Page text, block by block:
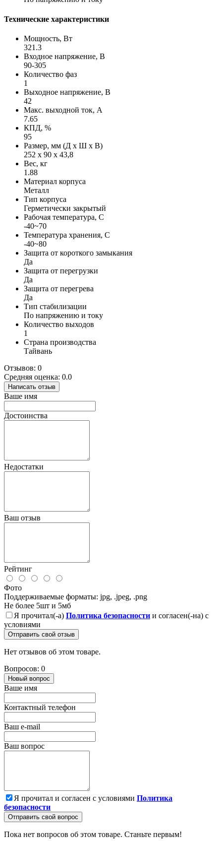
Технические характеристики
Мощность, Вт
321.3
Входное напряжение, В
90-305
Количество фаз
1
Выходное напряжение, В
42
Макс. выходной ток, А
7.65
КПД, %
95
Размер, мм (Д х Ш х В)
252 х 90 х 43,8
Вес, кг
1.88
Материал корпуса
Металл
Тип корпуса
Герметически закрытый
Рабочая температура, С
-40~70
Температура хранения, С
-40~80
Защита от короткого замыкания
Да
Защита от перегрузки
Да
Защита от перегрева
Да
Тип стабилизации
По напряжению и току
Количество выходов
1
Страна производства
Тайвань
Отзывов: 0
Средняя оценка: 0.0
Написать отзыв
Ваше имя
Достоинства
Недостатки
Ваш отзыв
Рейтинг
Фото
Поддерживаемые форматы: jpg, .jpeg, .png
Не более 5шт и 5мб
Я прочитал(-а) Политика безопасности и согласен(-на) с
условиями
Отправить свой отзыв
Нет отзывов об этом товаре.
Вопросов: 0
Новый вопрос
Ваше имя
Контактный телефон
Ваш e-mail
Ваш вопрос
Я прочитал и согласен с условиями Политика
безопасности
Отправить свой вопрос
Пока нет вопросов об этом товаре. Станьте первым!